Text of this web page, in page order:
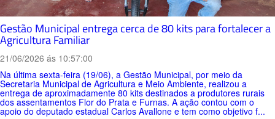
Gestão Municipal entrega cerca de 80 kits para fortalecer a
Agricultura Familiar
21/06/2026 ás 10:57:00
Na última sexta-feira (19/06), a Gestão Municipal, por meio da
Secretaria Municipal de Agricultura e Meio Ambiente, realizou a
entrega de aproximadamente 80 kits destinados a produtores rurais
dos assentamentos Flor do Prata e Furnas. A ação contou com o
apoio do deputado estadual Carlos Avallone e tem como objetivo f...